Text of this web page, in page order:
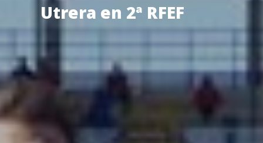
Utrera en 2ª RFEF